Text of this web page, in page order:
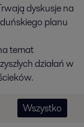
dyskusje na
planu
temat
działań w
Wszystko